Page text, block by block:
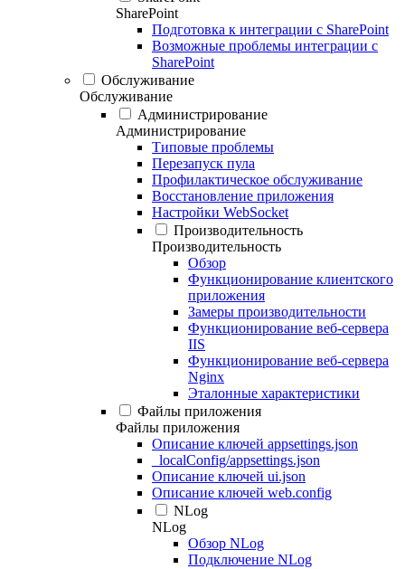
SharePoint
Подготовка к интеграции с SharePoint
Возможные проблемы интеграции с
SharePoint
Обслуживание
Обслуживание
Администрирование
Администрирование
Типовые проблемы
Перезапуск пула
Профилактическое обслуживание
Восстановление приложения
Настройки WebSocket
Производительность
Производительность
Обзор
Функционирование клиентского
приложения
Замеры производительности
Функционирование веб-сервера
IIS
Функционирование веб-сервера
Nginx
Эталонные характеристики
Файлы приложения
Файлы приложения
Описание ключей appsettings.json
_localConfig/appsettings.json
Описание ключей ui.json
Описание ключей web.config
NLog
NLog
Обзор NLog
Подключение NLog